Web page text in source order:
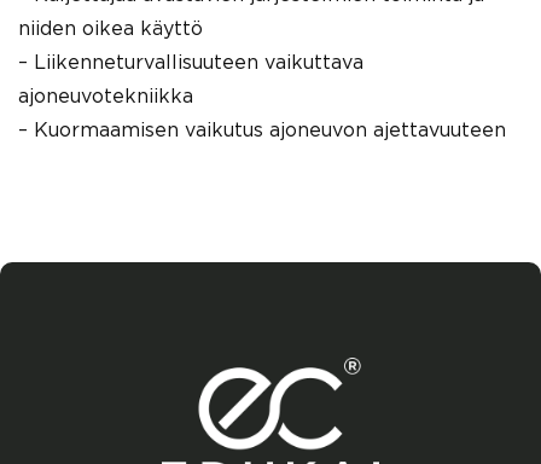
niiden oikea käyttö
– Liikenneturvallisuuteen vaikuttava
ajoneuvotekniikka
– Kuormaamisen vaikutus ajoneuvon ajettavuuteen